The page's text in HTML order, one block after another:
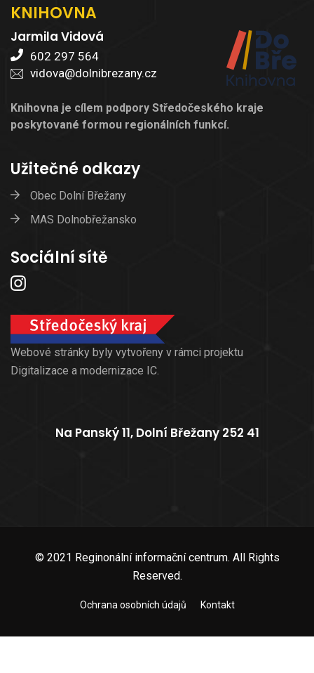
KNIHOVNA
Jarmila Vidová
602 297 564
vidova@dolnibrezany.cz
Knihovna je cílem podpory Středočeského kraje
poskytované formou regionálních funkcí.
Užitečné odkazy
Obec Dolní Břežany
MAS Dolnobřežansko
Sociální sítě
Webové stránky byly vytvořeny v rámci projektu
Digitalizace a modernizace IC.
Na Panský 11, Dolní Břežany 252 41
© 2021 Reginonální informační centrum. All Rights
Reserved.
Ochrana osobních údajů Kontakt